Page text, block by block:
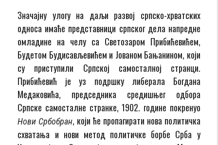
Значајну улогу на даљи развој српско-хрватских
односа имаће представници српског дела напредне
омладине на челу са Светозаром Прибићевићем,
Будетом Будисављевићем и Јованом Бањанином, који
су приступили Српској самосталној странци.
Прибићевић је уз подршку либерала Богдана
Медаковића, председника средишњег одбора
Српске самосталне странке, 1902. године покренуо
Нови Србобран, који ће пропагирати нова политичка
схватања и нови метод политичке борбе Срба у